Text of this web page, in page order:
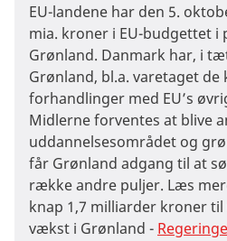
EU-landene har den 5.
mia. kroner i EU-budgettet i
Grønland. Danmark har, i
Grønland, bl.a. varetaget de
forhandlinger med EU’s
Midlerne forventes at blive
uddannelsesområdet og
får Grønland adgang til at
række andre puljer. Læs
knap 1,7 milliarder kroner
vækst i Grønland -